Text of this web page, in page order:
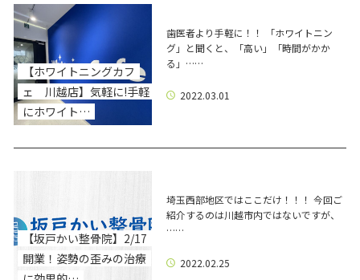
【ホワイトニングカフ
ェ 川越店】気軽に!手軽
にホワイト…
歯医者より手軽に！！ 「ホワイトニン
グ」と聞くと、「高い」「時間がかか
る」……
2022.03.01
【坂戸かい整骨院】2/17
開業！姿勢の歪みの治療
埼玉西部地区ではここだけ！！！ 今回ご
紹介するのは川越市内ではないですが、
……
2022.02.25